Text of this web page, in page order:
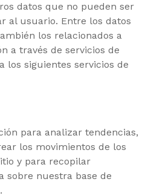
datos que no pueden ser
al usuario. Entre los datos
los relacionados a
a través de servicios de
los siguientes servicios de
para analizar tendencias,
los movimientos de los
y para recopilar
sobre nuestra base de